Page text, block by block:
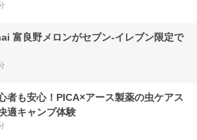
富良野メロンがセブン‐イレブン限定で
者も安心！PICA×アース製薬の虫ケアス
適キャンプ体験